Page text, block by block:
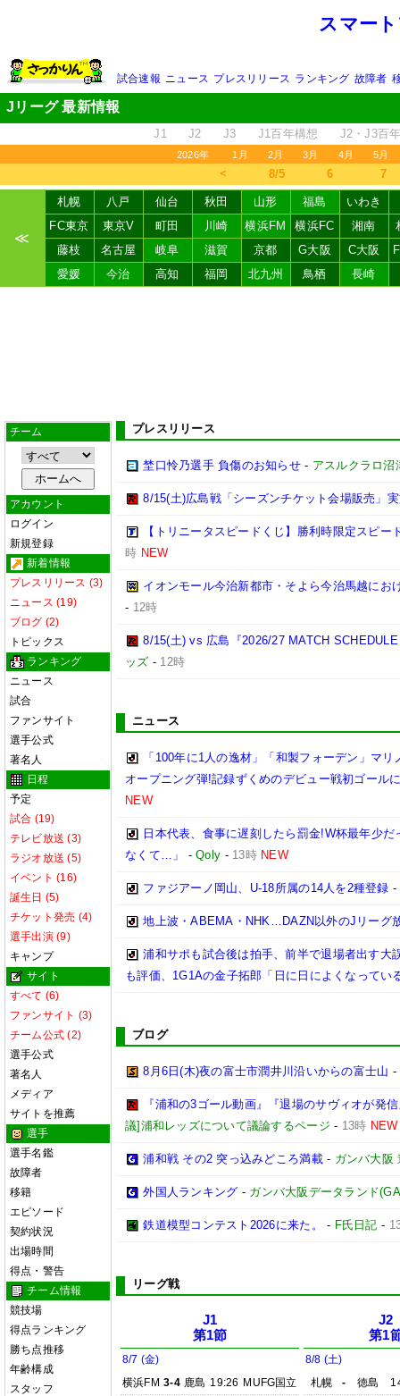
スマー
試合速報 ニュース プレスリリース ランキング 故障者
Jリーグ 最新情報
J1 J2 J3 J1百年構想 J2・J3百
2026年 1月 2月 3月 4月 5月
＜ 8/5 6 7
≪
札幌 八戸 仙台 秋田 山形 福島
いわき
FC東京
東京V 町田 川崎 横浜FM 横浜FC 湘南
藤枝
名古屋 岐阜 滋賀 京都 G大阪 C大阪
愛媛
今治 高知 福岡 北九州 鳥栖 長崎
チーム
アカウント
ログイン
新規登録
新着情報
プレスリリース (3)
ニュース (19)
ブログ (2)
トピックス
ランキング
ニュース
試合
ファンサイト
選手公式
著名人
日程
予定
試合 (19)
テレビ放送 (3)
ラジオ放送 (5)
イベント (16)
誕生日 (5)
チケット発売 (4)
選手出演 (9)
キャンプ
サイト
すべて (6)
ファンサイト (3)
チーム公式 (2)
選手公式
著名人
メディア
サイトを推薦
選手
選手名鑑
故障者
移籍
エピソード
契約状況
出場時間
得点・警告
チーム情報
競技場
得点ランキング
勝ち点推移
年齢構成
スタッフ
プレスリリース
埜口怜乃選手 負傷のお知らせ - アスルクラロ沼
8/15(土)広島戦「シーズンチケット会場販売」
【トリニータスピードくじ】勝利時限定スピー
時 NEW
イオンモール今治新都市・そよら今治馬越にお
- 12時
8/15(土) vs 広島『2026/27 MATCH
ッズ - 12時
ニュース
「100年に1人の逸材」「和製フォーデン」マ
オープニング弾!記録ずくめのデビュー戦初ゴール
NEW
日本代表、食事に遅刻したら罰金!W杯最年少
なくて…」
-Qoly - 13時 NEW
ファジアーノ岡山、U-18所属の14人を2種登録 -
地上波・ABEMA・NHK…DAZN以外のJリーグ
浦和サポも試合後は拍手、前半で退場者出す大
も評価、1G1Aの金子拓郎「日に日によくなってい
ブログ
8月6日(木)夜の富士市潤井川沿いからの富士山 -
『浦和の3ゴール動画』『退場のサヴィオが発
議]浦和レッズについて議論するページ - 13時 NEW
浦和戦 その2 突っ込みどころ満載- ガンバ大阪
外国人ランキング - ガンバ大阪データランド
鉄道模型コンテスト2026に来た。 - F氏日記 -
リーグ戦
J1
第1節
8/7 (金)
横浜FM 3-4 鹿島 19:26 MUFG国立
J2
第1
8/8 (土)
札幌
- 徳島